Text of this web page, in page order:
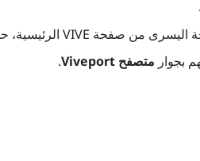
.
اليسرى من صفحة VIVEالرئيسية،
بجوار متصفح Viveport .